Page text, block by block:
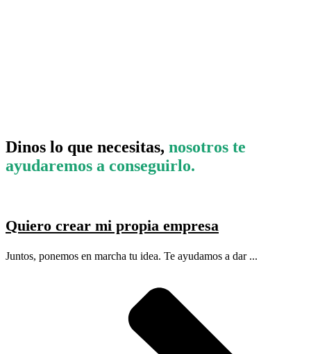
Dinos lo que necesitas, nosotros te
ayudaremos a conseguirlo.
Quiero crear mi propia empresa
Juntos, ponemos en marcha tu idea. Te ayudamos a dar ...